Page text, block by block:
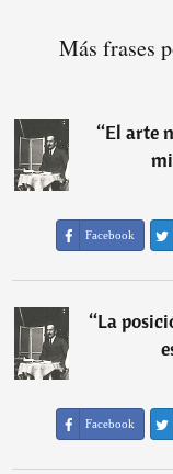
Más frases
“El arte
Facebook
“La
Facebook